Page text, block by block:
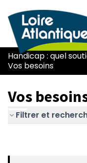
Handicap : quel
Vos besoins
Vos
Filtrer et